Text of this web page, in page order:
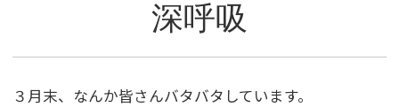
深呼吸
３月末、なんか皆さんバタバタしています。